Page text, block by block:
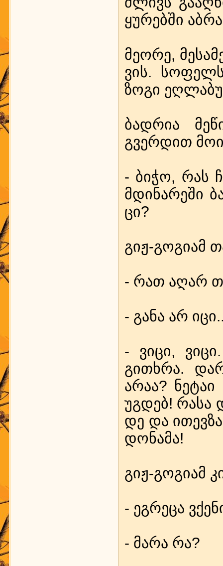
ყუ­რებ­ში
მე­ო­რე,
ვის.
ზო­გი
ბად­რია
გვერ­დით
- ბი­ჭო, რას
მდი­ნა­რე­ში
ცი?
გიჟ-გო­გი­ამ
- რათ აღ­არ
- გა­ნა არ
- ვი­ცი,
გითხ­რა.
არაა?
უგ­დებ! რა­სა
დე და
დო­ნა­მა!
გიჟ-გო­გი­ამ
- ეგ­რე­ცა
- მა­რა რა?